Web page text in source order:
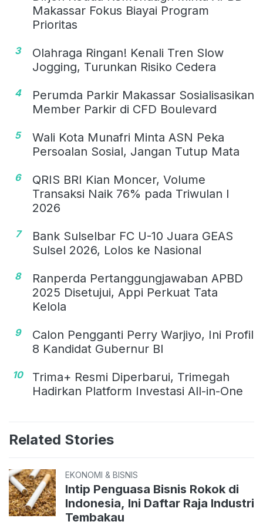
Makassar Fokus Biayai Program
Prioritas
3
Olahraga Ringan! Kenali Tren Slow
Jogging, Turunkan Risiko Cedera
4
Perumda Parkir Makassar Sosialisasikan
Member Parkir di CFD Boulevard
5
Wali Kota Munafri Minta ASN Peka
Persoalan Sosial, Jangan Tutup Mata
6
QRIS BRI Kian Moncer, Volume
Transaksi Naik 76% pada Triwulan I
2026
7
Bank Sulselbar FC U-10 Juara GEAS
Sulsel 2026, Lolos ke Nasional
8
Ranperda Pertanggungjawaban APBD
2025 Disetujui, Appi Perkuat Tata
Kelola
9
Calon Pengganti Perry Warjiyo, Ini Profil
8 Kandidat Gubernur BI
10
Trima+ Resmi Diperbarui, Trimegah
Hadirkan Platform Investasi All-in-One
Related Stories
EKONOMI & BISNIS
Intip Penguasa Bisnis Rokok di
Indonesia, Ini Daftar Raja Industri
Tembakau